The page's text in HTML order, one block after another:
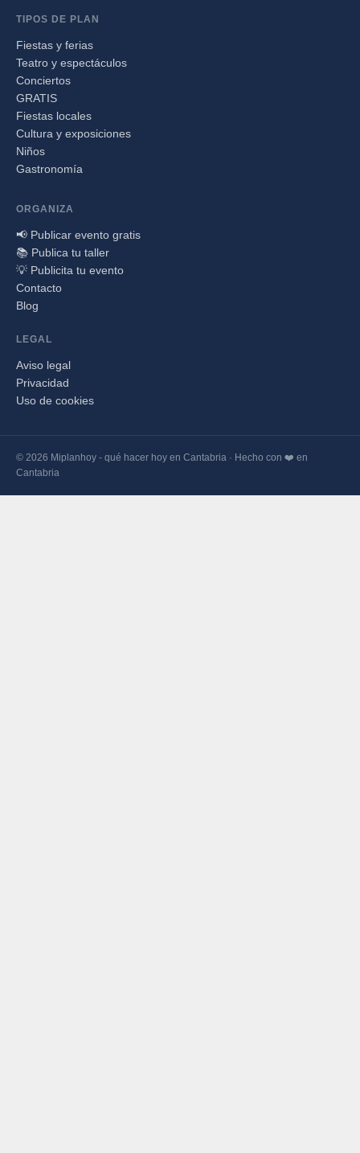
TIPOS DE PLAN
Fiestas y ferias
Teatro y espectáculos
Conciertos
GRATIS
Fiestas locales
Cultura y exposiciones
Niños
Gastronomía
ORGANIZA
📢 Publicar evento gratis
📚 Publica tu taller
💡 Publicita tu evento
Contacto
Blog
LEGAL
Aviso legal
Privacidad
Uso de cookies
© 2026 Miplanhoy - qué hacer hoy en Cantabria · Hecho con ❤️ en
Cantabria